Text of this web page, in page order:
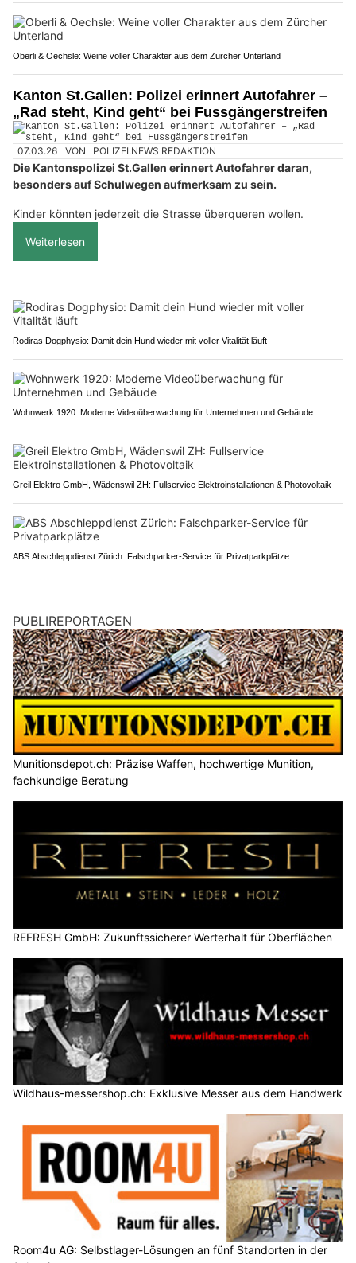
Oberli & Oechsle: Weine voller Charakter aus dem Zürcher Unterland
Kanton St.Gallen: Polizei erinnert Autofahrer –
„Rad steht, Kind geht“ bei Fussgängerstreifen
07.03.26 VON POLIZEI.NEWS REDAKTION
Die Kantonspolizei St.Gallen erinnert Autofahrer daran,
besonders auf Schulwegen aufmerksam zu sein.
Kinder könnten jederzeit die Strasse überqueren wollen.
Weiterlesen
Rodiras Dogphysio: Damit dein Hund wieder mit voller Vitalität läuft
Wohnwerk 1920: Moderne Videoüberwachung für Unternehmen und Gebäude
Greil Elektro GmbH, Wädenswil ZH: Fullservice Elektroinstallationen & Photovoltaik
ABS Abschleppdienst Zürich: Falschparker-Service für Privatparkplätze
PUBLIREPORTAGEN
Munitionsdepot.ch: Präzise Waffen, hochwertige Munition,
fachkundige Beratung
REFRESH GmbH: Zukunftssicherer Werterhalt für Oberflächen
Wildhaus-messershop.ch: Exklusive Messer aus dem Handwerk
Room4u AG: Selbstlager-Lösungen an fünf Standorten in der